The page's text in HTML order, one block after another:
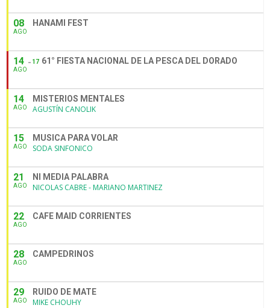
08
AGO
HANAMI FEST
14
AGO
17 61° FIESTA NACIONAL DE LA PESCA DEL DORADO
14
AGO
MISTERIOS MENTALES
AGUSTÍN CANOLIK
15
AGO
MUSICA PARA VOLAR
SODA SINFONICO
21
AGO
NI MEDIA PALABRA
NICOLAS CABRE - MARIANO MARTINEZ
22
AGO
CAFE MAID CORRIENTES
28
AGO
CAMPEDRINOS
29
AGO
RUIDO DE MATE
MIKE CHOUHY